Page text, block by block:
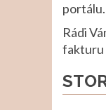
portálu.
Rádi
fakturu